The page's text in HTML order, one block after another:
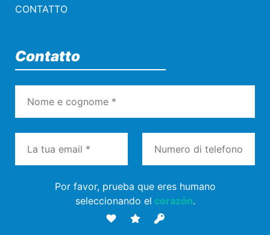
CONTATTO
Contatto
Por favor, prueba que eres humano
seleccionando el corazón.